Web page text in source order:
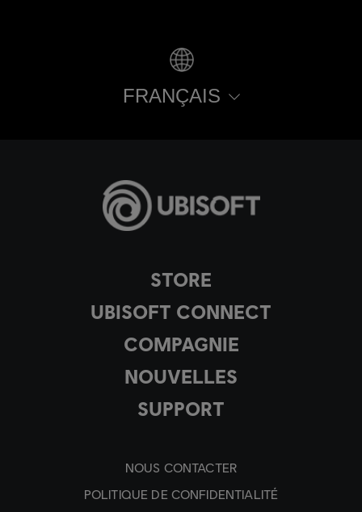
STORE
UBISOFT CONNECT
COMPAGNIE
NOUVELLES
SUPPORT
NOUS CONTACTER
POLITIQUE DE CONFIDENTIALITÉ
FRANÇAIS